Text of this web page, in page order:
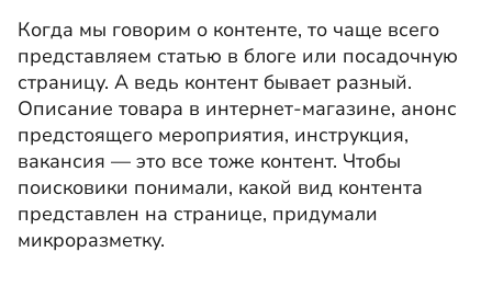
Когда мы говорим о контенте, то чаще всего
представляем статью в блоге или посадочную
страницу. А ведь контент бывает разный.
Описание товара в интернет-магазине, анонс
предстоящего мероприятия, инструкция,
вакансия — это все тоже контент. Чтобы
поисковики понимали, какой вид контента
представлен на странице, придумали
микроразметку.